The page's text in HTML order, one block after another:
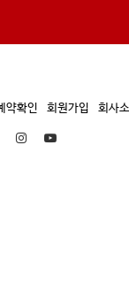
약확인 회원가입 회사